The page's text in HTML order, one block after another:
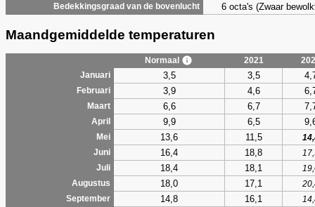
Bedekkingsgraad van de bovenlucht 6 octa's (Zwaar
Maandgemiddelde temperaturen
Normaal 2021
Januari
3,5 3,5
Februari 3,9 4,6
Maart 6,6 6,7
April 9,9 6,5
Mei 13,6 11,5
Juni
16,4 18,8
Juli
18,4 18,1
Augustus
18,0 17,1
September
14,8 16,1